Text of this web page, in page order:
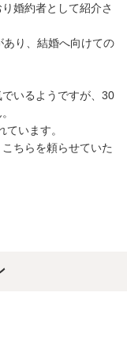
婚約者として紹介さ
り、結婚へ向けての
いるようですが、30
います。
ちらを頼らせていた